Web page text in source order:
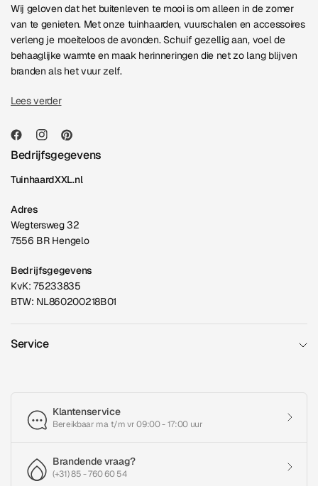
Wij geloven dat het buitenleven te mooi is om alleen in de zomer
van te genieten. Met onze tuinhaarden, vuurschalen en accessoires
verleng je moeiteloos de avonden. Schuif gezellig aan, voel de
behaaglijke warmte en maak herinneringen die net zo lang blijven
branden als het vuur zelf.
Lees verder
Bedrijfsgegevens
TuinhaardXXL.nl
Adres
Wegtersweg 32
7556 BR Hengelo
Bedrijfsgegevens
KvK: 75233835
BTW: NL860200218B01
Service
Klantenservice
Bereikbaar ma t/m vr 09:00 - 17:00 uur
Brandende vraag?
(+31) 85 - 760 60 54